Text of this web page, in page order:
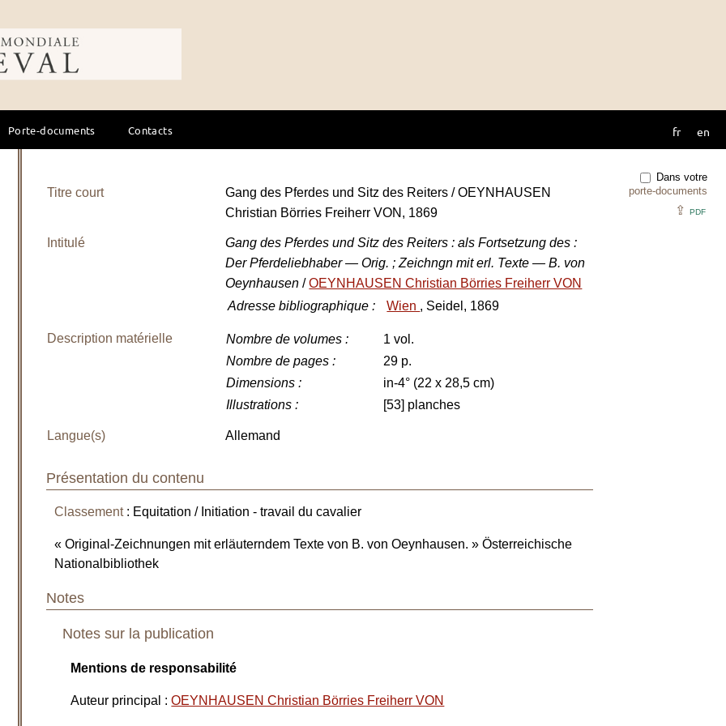
du cheval
Porte-documents Contacts fr en
Dans votre
porte-documents
⇪ PDF
Titre court
Gang des Pferdes und Sitz des Reiters / OEYNHAUSEN
Christian Börries Freiherr VON, 1869
Intitulé
Gang des Pferdes und Sitz des Reiters : als Fortsetzung des :
Der Pferdeliebhaber — Orig. ; Zeichngn mit erl. Texte — B. von
Oeynhausen/OEYNHAUSEN Christian Börries Freiherr VON
Adresse bibliographique : Wien , Seidel, 1869
Description matérielle Nombre de volumes :
1 vol.
Nombre de pages :
29 p.
Dimensions :
in-4° (22 x 28,5 cm)
Illustrations : [53] planches
Langue(s) Allemand
Présentation du contenu
Classement: Equitation / Initiation - travail du cavalier
« Original-Zeichnungen mit erläuterndem Texte von B. von Oeynhausen. » Österreichische
Nationalbibliothek
Notes
Notes sur la publication
Mentions de responsabilité
Auteur principal :OEYNHAUSEN Christian Börries Freiherr VON